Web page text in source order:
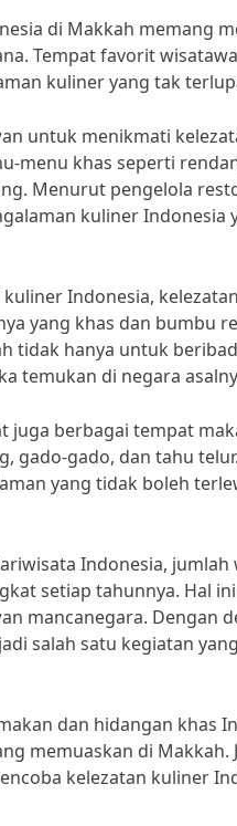
di Makkah memang
Tempat favorit
kuliner yang tak
untuk menikmati
menu khas seperti
Menurut pengelola
kuliner Indonesia
Indonesia,
yang khas dan bumbu
tidak hanya untuk
temukan di negara
juga berbagai tempat
gado-gado, dan tahu
yang tidak boleh
Indonesia,
setiap tahunnya. Hal
mancanegara. Dengan
salah satu kegiatan
dan hidangan khas
memuaskan di
kelezatan kuliner